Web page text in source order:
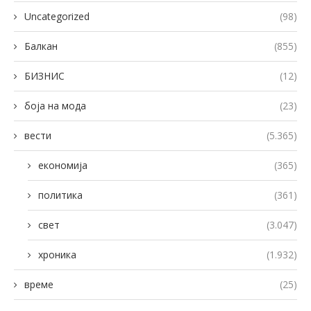
Uncategorized (98)
Балкан (855)
БИЗНИС (12)
боја на мода (23)
вести (5.365)
економија (365)
политика (361)
свет (3.047)
хроника (1.932)
време (25)